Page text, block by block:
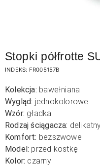
Stopki półfrotte
INDEKS: FR005157B
Kolekcja: bawełniana
Wygląd: jednokolorowe
Wzór: gładka
Rodzaj ściągacza:
Komfort: bezszwowe
Model: przed kostkę
Kolor: czarny